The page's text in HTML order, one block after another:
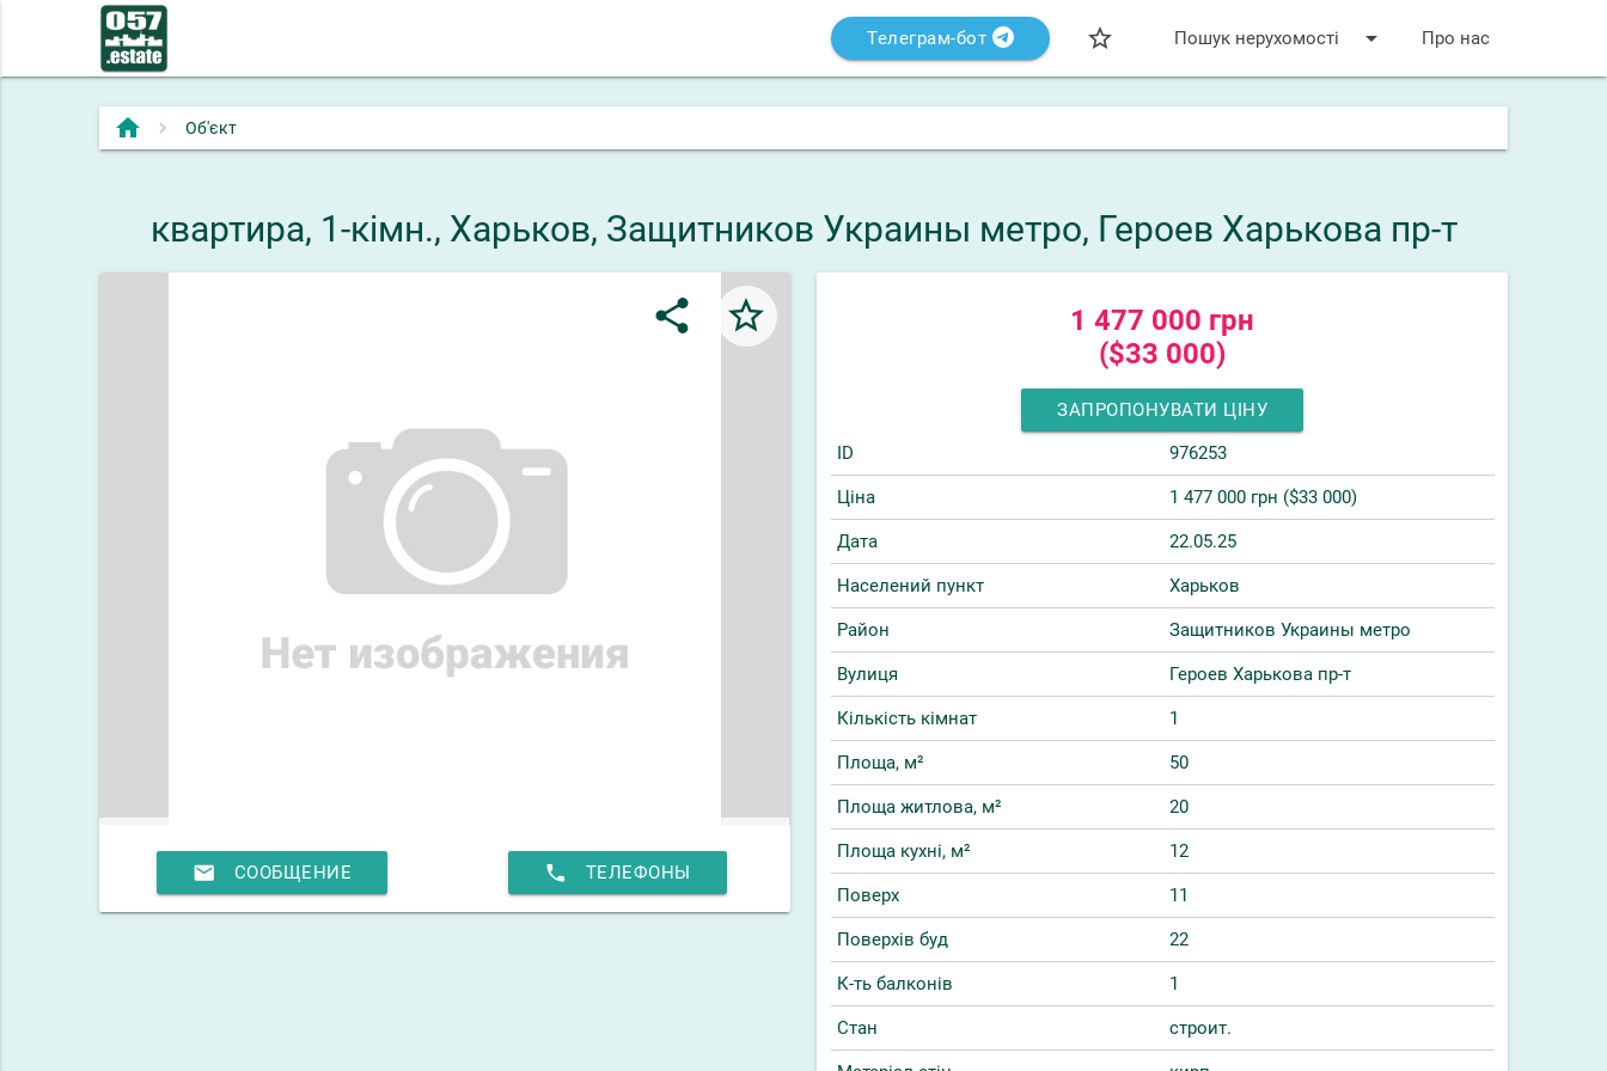
Телеграм-бот star_bordered arrow_drop_down
Пошук нерухомості Про нас
home Об'єкт
квартира, 1-кімн., Харьков, Защитников Украины метро, Героев Харькова пр-т
share star_border
email СООБЩЕНИЕ phone ТЕЛЕФОНЫ
1 477 000 грн
($33 000)
ЗАПРОПОНУВАТИ ЦІНУ
ID
976253
Ціна 1 477 000 грн ($33 000)
Дата 22.05.25
Населений пункт Харьков
Район Защитников Украины метро
Вулиця Героев Харькова пр-т
Кількість кімнат 1
Площа, м² 50
Площа житлова, м² 20
Площа кухні, м² 12
Поверх 11
Поверхів буд 22
К-ть балконів 1
Стан строит.